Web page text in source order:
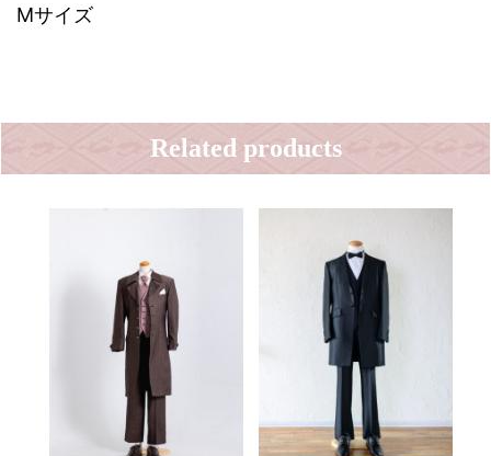
Mサイズ
Related products